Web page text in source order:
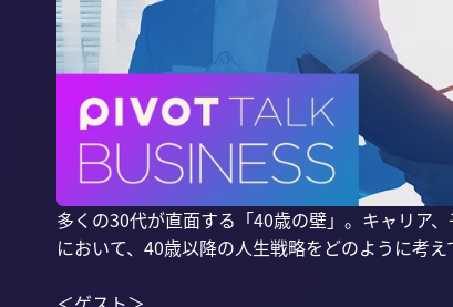
多くの30代が直面する「40歳の壁」。キャリア
において、40歳以降の人生戦略をどのように考